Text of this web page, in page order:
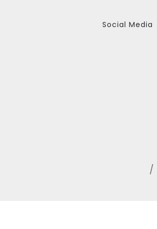
Social Media